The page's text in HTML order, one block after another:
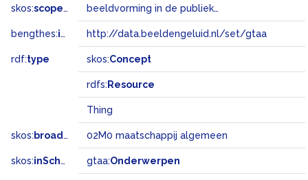
skos:scopeNote beeldvorming in de publieke opinie van een persoon, organisatie of geografische eenheid
bengthes:inSet http://data.beeldengeluid.nl/set/gtaa
rdf:type skos:Concept
rdfs: Resource
Thing
skos: broadMatch 02M0 maatschappij algemeen
skos:inScheme gtaa:Onderwerpen